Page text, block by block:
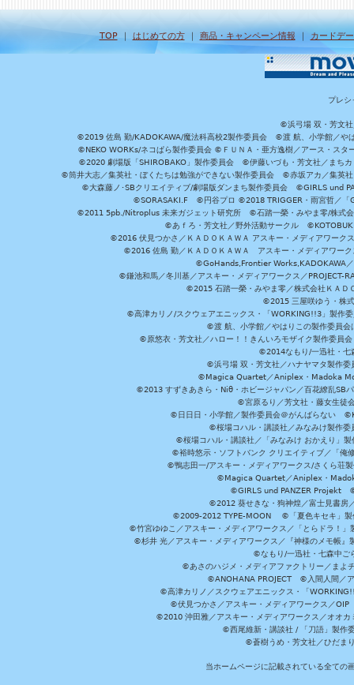
TOP｜ はじめての方｜ 商品・キャンペーン情報 ｜ カードデ
プレシ
©浜弓場 双・芳文社
©2019 佐島 勤/KADOKAWA/魔法科高校2製作委員会 ©渡 航、小学館／や
©NEKO WORKs/ネコぱら製作委員会 ©ＦＵＮＡ・亜方逸樹／アース・ス
©2020 劇場版「SHIROBAKO」製作委員会 ©伊藤いづも・芳文社／まち
©筒井大志／集英社・ぼくたちは勉強ができない製作委員会 ©赤坂アカ／集英
©大森藤ノ･SBクリエイティブ/劇場版ダンまち製作委員会 ©GIRLS und
©SORASAKI.F ©円谷プロ ©2018 TRIGGER・雨宮哲／
©2011 5pb./Nitroplus 未来ガジェット研究所 ©石踏一榮・みやま零/株式
©あｆろ・芳文社／野外活動サークル
©2016 伏見つかさ／ＫＡＤＯＫＡＷＡ アスキー・メディアワー
©2016 佐島 勤／ＫＡＤＯＫＡＷＡ アスキー・メディアワ
©GoHands,Frontier Works,KADOKAWA
©鎌池和馬／冬川基／アスキー・メディアワークス／
©2015 石踏一榮・みやま零／株式会社ＫＡＤ
©2015 三屋咲ゆう・株
©高津カリノ/スクウェアエニックス・「WORKING!!3」製作
©渡 航、小学館／やはりこの製作委員
©原悠衣・芳文社／ハロー！！きんいろモザイク製作委員
©2014なもり/一迅社・
©浜弓場 双・芳文社／ハナヤマタ製作
©Magica Quartet／Aniplex・Madoka
©2013 すずきあきら・Niθ・ホビージャパン／百花繚乱
©宮原るり／芳文社・藤女生徒
©日日日・小学館／製作委員会＠がんばらない
©桜場コハル・講談社／みなみけ製作
©桜場コハル・講談社／「みなみけ おかえり」
©裕時悠示・ソフトバンク クリエイティブ／「
©鴨志田一/アスキー・メディアワークス/さく
©Magica Quartet／Aniplex・
©GIRLS und PANZER Projekt ©
©2012 葵せきな・狗神煌／富士見書
©2009-2012 TYPE-MOON ©「夏色キセキ」製
©竹宮ゆゆこ／アスキー・メディアワークス／「とらドラ！
©杉井 光／アスキー・メディアワークス／『神様のメモ帳
©なもり/一迅社・七森中
©あさのハジメ・メディアファクトリー／ま
©ANOHANA PROJECT ©入間人間／ア
©高津カリノ／スクウェアエニックス・「
©伏見つかさ／アスキー・メディアワークス／
©2010 沖田雅／アスキー・メディアワークス／オオ
©西尾維新・講談社 / 「刀語」製作
©蒼樹うめ・芳文社／ひだま
当ホームページに記載されている全ての